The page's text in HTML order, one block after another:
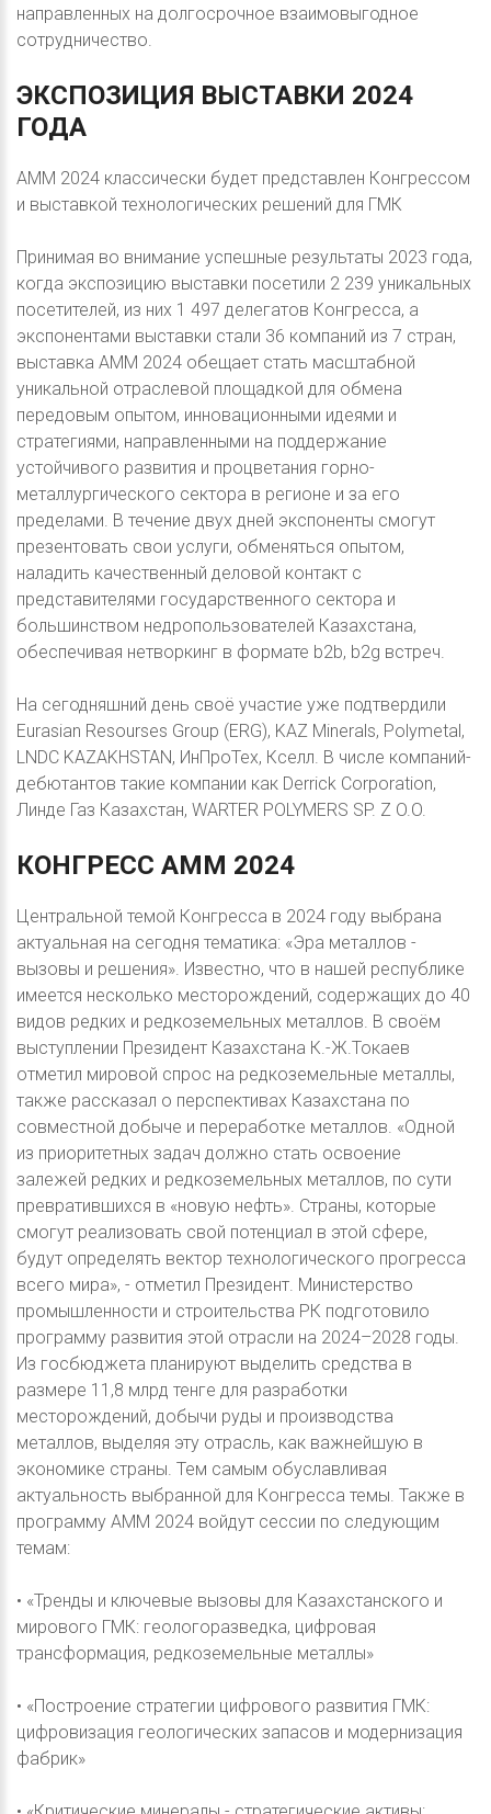
направленных на долгосрочное взаимовыгодное
сотрудничество.
ЭКСПОЗИЦИЯ ВЫСТАВКИ 2024
ГОДА
АММ 2024 классически будет представлен Конгрессом
и выставкой технологических решений для ГМК
Принимая во внимание успешные результаты 2023 года,
когда экспозицию выставки посетили 2 239 уникальных
посетителей, из них 1 497 делегатов Конгресса, а
экспонентами выставки стали 36 компаний из 7 стран,
выставка АММ 2024 обещает стать масштабной
уникальной отраслевой площадкой для обмена
передовым опытом, инновационными идеями и
стратегиями, направленными на поддержание
устойчивого развития и процветания горно-
металлургического сектора в регионе и за его
пределами. В течение двух дней экспоненты смогут
презентовать свои услуги, обменяться опытом,
наладить качественный деловой контакт с
представителями государственного сектора и
большинством недропользователей Казахстана,
обеспечивая нетворкинг в формате b2b, b2g встреч.
На сегодняшний день своё участие уже подтвердили
Eurasian Resourses Group (ERG), KAZ Minerals, Polymetal,
LNDC KAZAKHSTAN, ИнПроТех, Кселл. В числе компаний-
дебютантов такие компании как Derrick Corporation,
Линде Газ Казахстан, WARTER POLYMERS SP. Z O.O.
КОНГРЕСС АММ 2024
Центральной темой Конгресса в 2024 году выбрана
актуальная на сегодня тематика: «Эра металлов -
вызовы и решения». Известно, что в нашей республике
имеется несколько месторождений, содержащих до 40
видов редких и редкоземельных металлов. В своём
выступлении Президент Казахстана К.-Ж.Токаев
отметил мировой спрос на редкоземельные металлы,
также рассказал о перспективах Казахстана по
совместной добыче и переработке металлов. «Одной
из приоритетных задач должно стать освоение
залежей редких и редкоземельных металлов, по сути
превратившихся в «новую нефть». Страны, которые
смогут реализовать свой потенциал в этой сфере,
будут определять вектор технологического прогресса
всего мира», - отметил Президент. Министерство
промышленности и строительства РК подготовило
программу развития этой отрасли на 2024–2028 годы.
Из госбюджета планируют выделить средства в
размере 11,8 млрд тенге для разработки
месторождений, добычи руды и производства
металлов, выделяя эту отрасль, как важнейшую в
экономике страны. Тем самым обуславливая
актуальность выбранной для Конгресса темы. Также в
программу АММ 2024 войдут сессии по следующим
темам:
• «Тренды и ключевые вызовы для Казахстанского и
мирового ГМК: геологоразведка, цифровая
трансформация, редкоземельные металлы»
• «Построение стратегии цифрового развития ГМК:
цифровизация геологических запасов и модернизация
фабрик»